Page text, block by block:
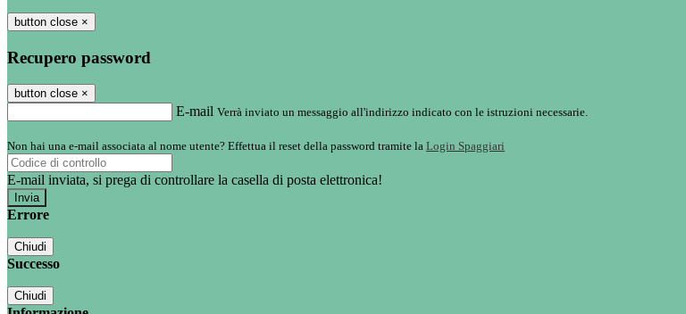
button close ×
Recupero password
button close ×
E-mail Verrà inviato un messaggio all'indirizzo indicato con le istruzioni necessarie.
Non hai una e-mail associata al nome utente? Effettua il reset della password tramite la Login Spaggiari
E-mail inviata, si prega di controllare la casella di posta elettronica!
Errore
Chiudi
Successo
Chiudi